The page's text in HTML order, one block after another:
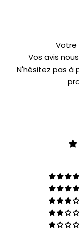
Votre
Vos avis
N'hésitez pas à